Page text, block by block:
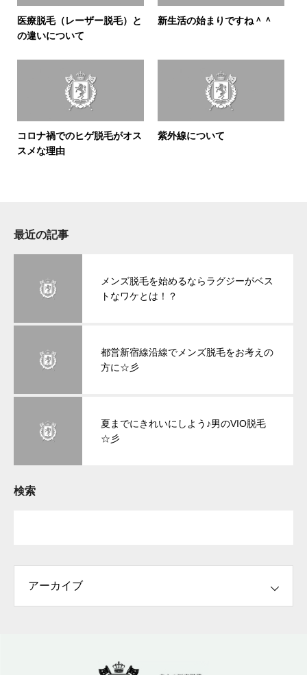
医療脱毛（レーザー脱毛）と
の違いについて
新生活の始まりですね＾＾
コロナ禍でのヒゲ脱毛がオス
スメな理由
紫外線について
最近の記事
メンズ脱毛を始めるならラグジーがベス
トなワケとは！？
都営新宿線沿線でメンズ脱毛をお考えの
方に☆彡
夏までにきれいにしよう♪男のVIO脱毛
☆彡
検索